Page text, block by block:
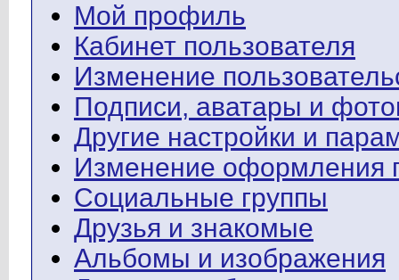
Мой профиль
Кабинет пользователя
Изменение
Подписи, аватары и
Другие настройки и
Изменение оформления
Социальные группы
Друзья и знакомые
Альбомы и изображения